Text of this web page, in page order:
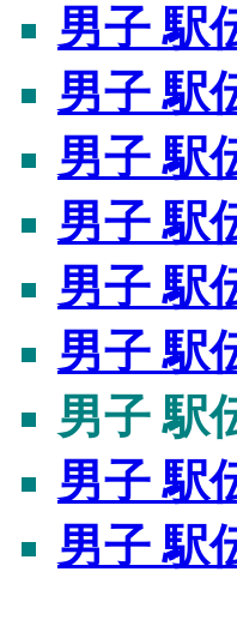
男子 駅
男子 駅
男子 駅
男子 駅
男子 駅
男子 駅
男子 駅
男子 駅
男子 駅